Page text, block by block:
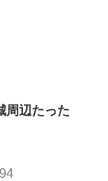
周辺たった